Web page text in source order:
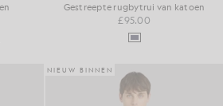
Gestreepte rugbytrui van katoen
£95.00
NIEUW BINNEN